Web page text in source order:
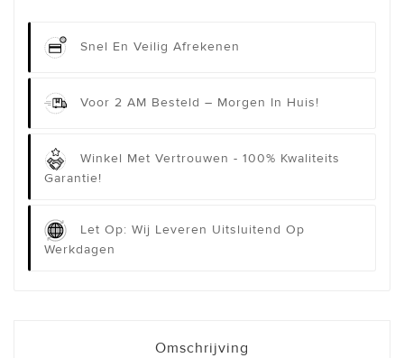
Snel En Veilig Afrekenen
Voor 2 AM Besteld – Morgen In Huis!
Winkel Met Vertrouwen - 100% Kwaliteits
Garantie!
Let Op: Wij Leveren Uitsluitend Op
Werkdagen
Omschrijving